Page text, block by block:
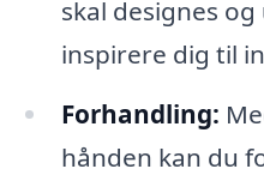
skal designes
inspirere dig til
Forhandling:
hånden kan du